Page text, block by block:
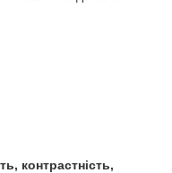
контрастність,